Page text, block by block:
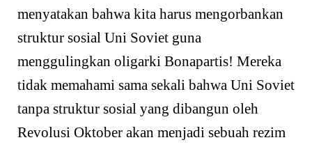
menyatakan bahwa kita harus mengorbankan
struktur sosial Uni Soviet guna
menggulingkan oligarki Bonapartis! Mereka
tidak memahami sama sekali bahwa Uni Soviet
tanpa struktur sosial yang dibangun oleh
Revolusi Oktober akan menjadi sebuah rezim